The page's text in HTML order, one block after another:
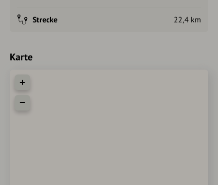
Strecke 22,4 km
Karte